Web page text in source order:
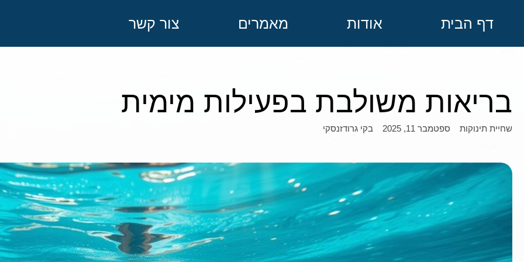
דף הבית אודות מאמרים צור קשר
בריאות משולבת בפעילות מימית
שחיית תינוקות ספטמבר 11, 2025 בקי גרודזנסקי